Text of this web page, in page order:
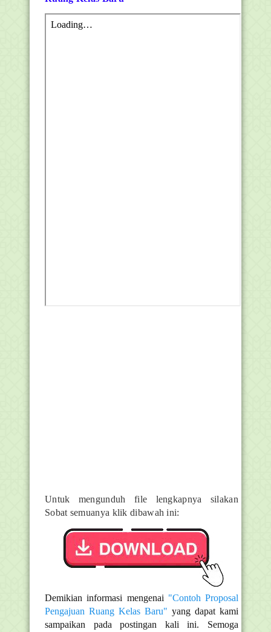
Untuk mengunduh file lengkapnya silakan
Sobat semuanya klik dibawah ini:
Demikian informasi mengenai "Contoh Proposal
Pengajuan Ruang Kelas Baru" yang dapat kami
sampaikan pada postingan kali ini. Semoga